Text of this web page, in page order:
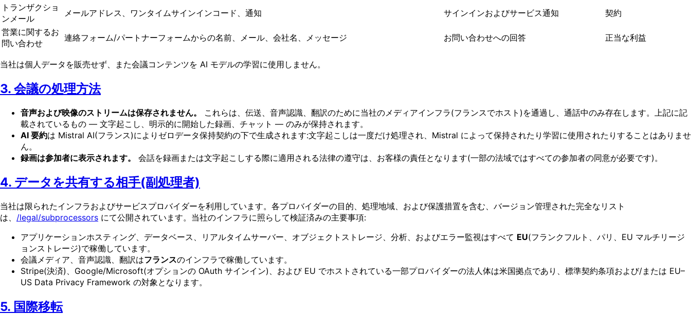
トランザクショ
ンメール
メールアドレス、ワンタイムサインインコード、通知 サインインおよびサービス通知
契約
営業に関するお
問い合わせ
連絡フォーム/パートナーフォームからの名前、メール、会社名、メッセージ お問い合わせへの回答 正当な利益
当社は個人データを販売せず、また会議コンテンツを AI モデルの学習に使用しません。
3. 会議の処理方法
音声および映像のストリームは保存されません。
これらは、伝送、音声認識、翻訳のために当社のメディアインフラ(フランスでホスト)を通過し、通話中のみ存在します。上記に記
載されているもの — 文字起こし、明示的に開始した録画、チャット — のみが保持されます。
AI 要約は Mistral AI(フランス)によりゼロデータ保持契約の下で生成されます:文字起こしは一度だけ処理され、Mistral によって保持されたり学習に使用されたりすることはありませ
ん。
録画は参加者に表示されます。
会話を録画または文字起こしする際に適用される法律の遵守は、お客様の責任となります(一部の法域ではすべての参加者の同意が必要です)。
4. データを共有する相手(副処理者)
当社は限られたインフラおよびサービスプロバイダーを利用しています。各プロバイダーの目的、処理地域、および保護措置を含む、バージョン管理された完全なリスト
は、 /legal/subprocessors にて公開されています。当社のインフラに照らして検証済みの主要事項:
アプリケーションホスティング、データベース、リアルタイムサーバー、オブジェクトストレージ、分析、およびエラー監視はすべて EU(フランクフルト、パリ、EU マルチリージ
ョンストレージ)で稼働しています。
会議メディア、音声認識、翻訳はフランスのインフラで稼働しています。
Stripe(決済)、Google/Microsoft(オプションの OAuth サインイン)、および EU でホストされている一部プロバイダーの法人体は米国拠点であり、標準契約条項および/または EU–
US Data Privacy Framework の対象となります。
5. 国際移転